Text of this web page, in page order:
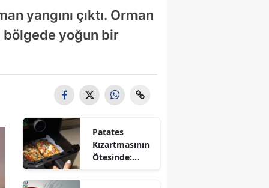
yangını çıktı. Orman
yoğun bir
Patates
Kızartmasının
Ötesinde: